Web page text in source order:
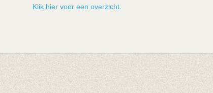
Klik hier voor een overzicht.